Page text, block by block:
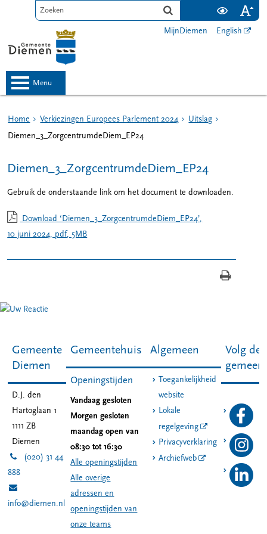
MijnDiemen English
menu
Home Verkiezingen Europees Parlement 2024
Uitslag
Diemen_3_ZorgcentrumdeDiem_EP24
Diemen_3_ZorgcentrumdeDiem_EP24
Gebruik de onderstaande link om het document te downloaden.
Download ‘Diemen_3_ZorgcentrumdeDiem_EP24’,
10 juni 2024, pdf, 5MB
Gemeente
Diemen
D.J. den
Hartoglaan 1
1111 ZB
Diemen
(020) 31 44
888
info@diemen.nl
Gemeentehuis
Openingstijden
Vandaag gesloten
Morgen gesloten
maandag open van
08:30 tot 16:30
Alle openingstijden
Alle overige
adressen en
openingstijden van
onze teams
Algemeen
Toegankelijkheid
website
Lokale
regelgeving
Privacyverklaring
Archiefweb
Volg de